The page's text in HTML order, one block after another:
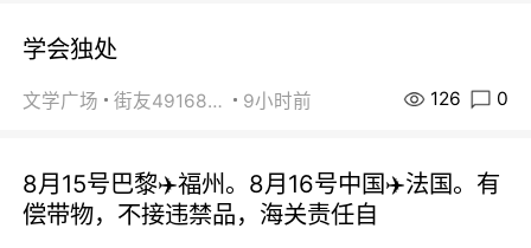
学会独处
文学广场 街友49168527 9小时前 126 0
8月15号巴黎✈️福州。8月16号中国✈️法国。有
偿带物，不接违禁品，海关责任自